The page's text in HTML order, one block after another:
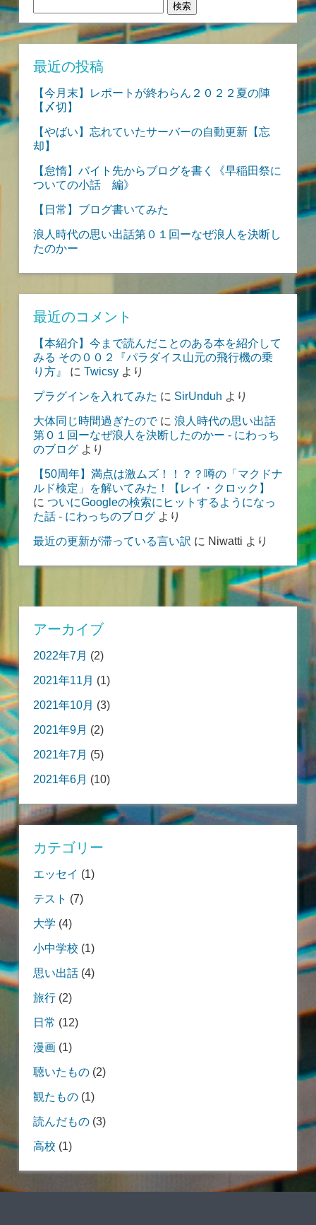
索:
最近の投稿
【今月末】レポートが終わらん２０２２夏の陣
【〆切】
【やばい】忘れていたサーバーの自動更新【忘
却】
【怠惰】バイト先からブログを書く《早稲田祭に
ついての小話 編》
【日常】ブログ書いてみた
浪人時代の思い出話第０１回ーなぜ浪人を決断し
たのかー
最近のコメント
【本紹介】今まで読んだことのある本を紹介して
みる その００２『パラダイス山元の飛行機の乗
り方』
に Twicsyより
プラグインを入れてみた に SirUnduh より
大体同じ時間過ぎたのでに 浪人時代の思い出話
第０１回ーなぜ浪人を決断したのかー - にわっち
のブログより
【50周年】満点は激ムズ！！？？噂の「マクドナ
ルド検定」を解いてみた！【レイ・クロック】
に ついにGoogleの検索にヒットするようになっ
た話 - にわっちのブログより
最近の更新が滞っている言い訳 に Niwatti より
アーカイブ
2022年7月 (2)
2021年11月 (1)
2021年10月 (3)
2021年9月 (2)
2021年7月 (5)
2021年6月 (10)
カテゴリー
エッセイ (1)
テスト (7)
大学 (4)
小中学校 (1)
思い出話(4)
旅行(2)
日常 (12)
漫画(1)
聴いたもの(2)
観たもの(1)
読んだもの(3)
高校 (1)